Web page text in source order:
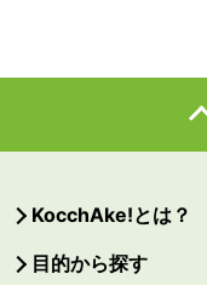
KocchAke!とは？
目的から探す